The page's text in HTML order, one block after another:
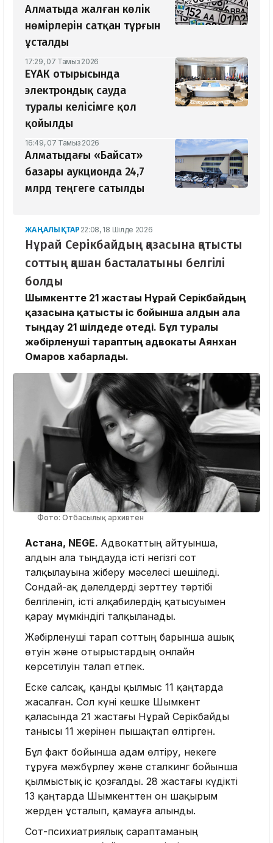
Алматыда жалған көлік
нөмірлерін сатқан тұрғын
ұсталды
17:29, 07 Тамыз 2026
ЕҮАК отырысында
электрондық сауда
туралы келісімге қол
қойылды
16:49, 07 Тамыз 2026
Алматыдағы «Байсат»
базары аукционда 24,7
млрд теңгеге сатылды
ЖАҢАЛЫҚТАР 22:08, 18 Шілде 2026
Нұрай Серікбайдың қазасына қатысты
соттың қашан басталатыны белгілі
болды
Шымкентте 21 жастағы Нұрай Серікбайдың
қазасына қатысты іс бойынша алдын ала
тыңдау 21 шілдеде өтеді. Бұл туралы
жәбірленуші тараптың адвокаты Аянхан
Омаров хабарлады.
Фото: Отбасылық архивтен
Астана, NEGE. Адвокаттың айтуынша,
алдын ала тыңдауда істі негізгі сот
талқылауына жіберу мәселесі шешіледі.
Сондай-ақ дәлелдерді зерттеу тәртібі
белгіленіп, істі алқабилердің қатысуымен
қарау мүмкіндігі талқыланады.
Жәбірленуші тарап соттың барынша ашық
өтуін және отырыстардың онлайн
көрсетілуін талап етпек.
Еске салсақ, қанды қылмыс 11 қаңтарда
жасалған. Сол күні кешке Шымкент
қаласында 21 жастағы Нұрай Серікбайды
танысы 11 жерінен пышақтап өлтірген.
Бұл факт бойынша адам өлтіру, некеге
тұруға мәжбүрлеу және сталкинг бойынша
қылмыстық іс қозғалды. 28 жастағы күдікті
13 қаңтарда Шымкенттен он шақырым
жерден ұсталып, қамауға алынды.
Сот-психиатриялық сараптаманың